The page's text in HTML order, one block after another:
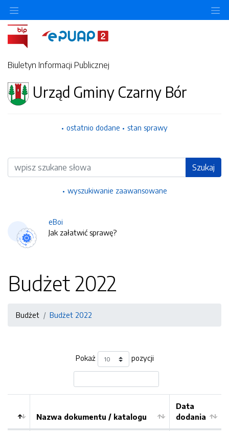
Biuletyn Informacji Publicznej
Urząd Gminy Czarny Bór
ostatnio dodane stan sprawy
Wyszukiwarka Szukaj
wyszukiwanie zaawansowane
eBoi
Jak załatwić sprawę?
Budżet 2022
Budżet Budżet 2022
Pokaż pozycji
Kolejność
Nazwa dokumentu / katalogu
Data
dodania